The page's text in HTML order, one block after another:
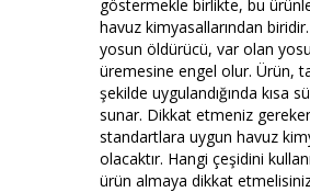
göstermekle birlikte, bu
havuz kimyasallarından
yosun öldürücü, var olan
üremesine engel olur. Ürün,
şekilde uygulandığında kısa
sunar. Dikkat etmeniz
standartlara uygun havuz
olacaktır. Hangi çeşidini
ürün almaya dikkat